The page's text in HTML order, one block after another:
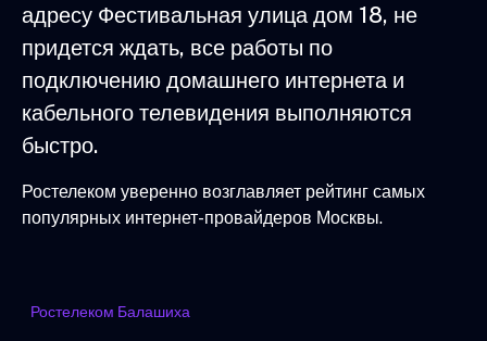
адресу Фестивальная улица дом 18, не
придется ждать, все работы по
подключению домашнего интернета и
кабельного телевидения выполняются
быстро.
Ростелеком уверенно возглавляет рейтинг самых
популярных интернет-провайдеров Москвы.
Ростелеком Балашиха